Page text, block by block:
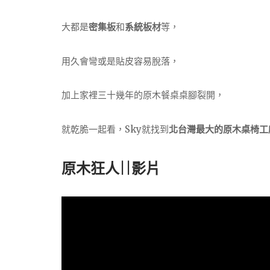
大都是密集板和系統板材等，
用久會彎或是貼皮容易脫落，
加上家裡三十幾年的原木餐桌桌腳裂開，
就乾脆一起看，Sky就找到 北台灣最大的原木桌椅
原木狂人||影片